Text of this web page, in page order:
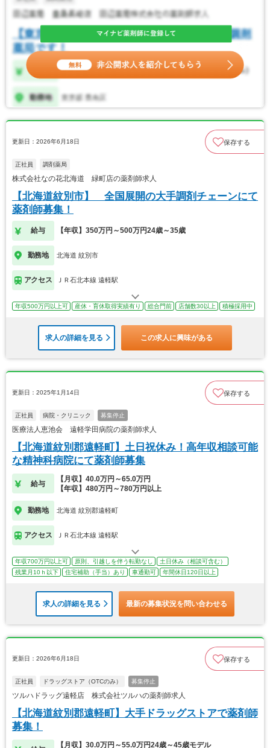
更新日：2026年6月18日 保存する
正社員 調剤薬局
株式会社なの花北海道 緑町店の薬剤師求人
【北海道紋別市】 全国展開の大手調剤チェーンにて
薬剤師募集！
給与 【年収】350万円～500万円24歳～35歳
勤務地 北海道 紋別市
アクセス ＪＲ石北本線 遠軽駅
年収500万円以上可 産休・育休取得実績有り 総合門前 店舗数30以上 積極採用中
求人の詳細を見る この求人に興味がある
更新日：2025年1月14日 保存する
正社員 病院・クリニック 募集停止
医療法人恵池会 遠軽学田病院の薬剤師求人
【北海道紋別郡遠軽町】土日祝休み！高年収相談可能
な精神科病院にて薬剤師募集
給与
【月収】40.0万円～65.0万円
【年収】480万円～780万円以上
勤務地 北海道 紋別郡遠軽町
アクセス ＪＲ石北本線 遠軽駅
年収700万円以上可 原則、引越しを伴う転勤なし
土日休み（相談可含む）
残業月10ｈ以下
住宅補助（手当）あり 車通勤可 年間休日120日以上
求人の詳細を見る 最新の募集状況を問い合わせる
更新日：2026年6月18日 保存する
正社員 ドラッグストア（OTCのみ） 募集停止
ツルハドラッグ遠軽店 株式会社ツルハの薬剤師求人
【北海道紋別郡遠軽町】大手ドラッグストアで薬剤師
募集！
【月収】30.0万円～55.0万円24歳～45歳モデル